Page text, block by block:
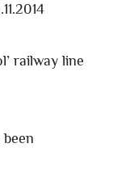
railway line